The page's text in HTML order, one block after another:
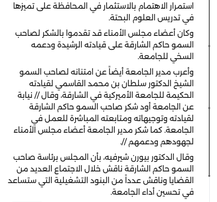
استمرار الاهتمام بالاستثمار في المحافظة على تميزها
في تدريس العلوم البحتة.
وكان أعضاء مجلس الأمناء قد تقدموا بالشكر لصاحب
السمو حاكم الشارقة على قيادته الرشيدة ودعمه
السخي للجامعة.
وأعرب مدير الجامعة أيضاً عن امتنانه لصاحب السمو
الشيخ الدكتور سلطان بن محمد القاسمي لقيادته
الحكيمة للجامعة الأميركية في الشارقة، وقال // نيابة
عن الجامعة أود شكر صاحب السمو حاكم الشارقة
لقيادته وتوجيهاته ومتابعته المباشرة للعمل في
الجامعة. كما شكر مدير الجامعة أعضاء مجلس الأمناء
لجهودهم ودعمهم //.
وقال الدكتور بيورن شيرفيه، بأن المجلس برئاسة صاحب
السمو حاكم الشارقة ناقش خلال الاجتماع العديد من
القضايا وناقش عدداً من البنود التشغيلية التي ستساعد
في تحسين أداء الجامعة.